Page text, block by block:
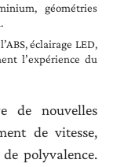
géométries
éclairage LED,
l’expérience du
de nouvelles
de vitesse,
polyvalence.